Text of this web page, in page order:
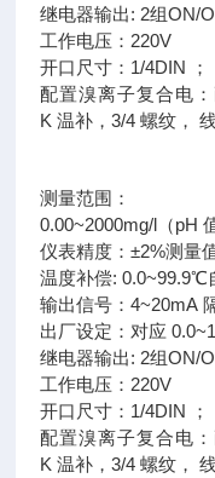
继电器输出: 2组ON/
工作电压：220V
开口尺寸：1/4DIN ；
配置溴离子复合电
K 温补，3/4 螺纹，
测量范围：
0.00~2000mg/l（pH
仪表精度：±2%测量
温度补偿: 0.0~99.9℃
输出信号：4~20mA
出厂设定：对应
继电器输出: 2组ON/
工作电压：220V
开口尺寸：1/4DIN ；
配置溴离子复合电
K 温补，3/4 螺纹，